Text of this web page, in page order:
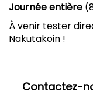
Journée entière
À venir tester
Nakutakoin !
Contactez-